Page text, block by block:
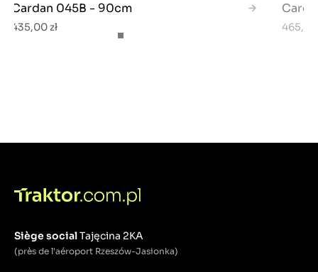
Cardan 045B - 90cm
435,00 zł 465,00
Siège socialTajęcina 2KA
(près de l'aéroport Rzeszów-Jasionka)